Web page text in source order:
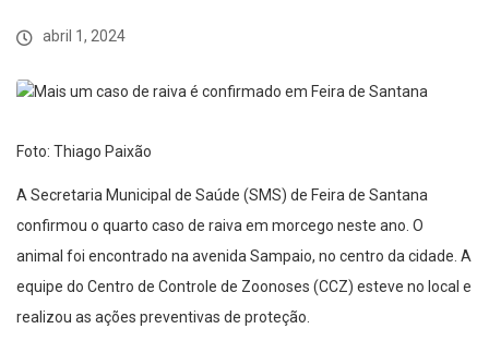
abril 1, 2024
Foto: Thiago Paixão
A Secretaria Municipal de Saúde (SMS) de Feira de Santana
confirmou o quarto caso de raiva em morcego neste ano. O
animal foi encontrado na avenida Sampaio, no centro da cidade. A
equipe do Centro de Controle de Zoonoses (CCZ) esteve no local e
realizou as ações preventivas de proteção.